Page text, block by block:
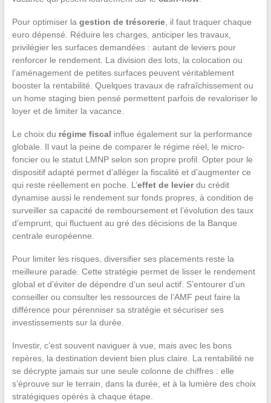
Pour optimiser la gestion de trésorerie, il faut traquer chaque
euro dépensé. Réduire les charges, anticiper les travaux,
privilégier les surfaces demandées : autant de leviers pour
renforcer le rendement. La division des lots, la colocation ou
l’aménagement de petites surfaces peuvent véritablement
booster la rentabilité. Quelques travaux de rafraîchissement ou
un home staging bien pensé permettent parfois de revaloriser le
loyer et de limiter la vacance.
Le choix du régime fiscal influe également sur la performance
globale. Il vaut la peine de comparer le régime réel, le micro-
foncier ou le statut LMNP selon son propre profil. Opter pour le
dispositif adapté permet d’alléger la fiscalité et d’augmenter ce
qui reste réellement en poche. L’effet de levierdu crédit
dynamise aussi le rendement sur fonds propres, à condition de
surveiller sa capacité de remboursement et l’évolution des taux
d’emprunt, qui fluctuent au gré des décisions de la Banque
centrale européenne.
Pour limiter les risques, diversifier ses placements reste la
meilleure parade. Cette stratégie permet de lisser le rendement
global et d’éviter de dépendre d’un seul actif. S’entourer d’un
conseiller ou consulter les ressources de l’AMF peut faire la
différence pour pérenniser sa stratégie et sécuriser ses
investissements sur la durée.
Investir, c’est souvent naviguer à vue, mais avec les bons
repères, la destination devient bien plus claire. La rentabilité ne
se décrypte jamais sur une seule colonne de chiffres : elle
s’éprouve sur le terrain, dans la durée, et à la lumière des choix
stratégiques opérés à chaque étape.